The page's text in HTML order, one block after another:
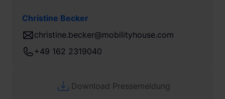
Christine Becker
christine.becker@mobilityhouse.com
+49 162 2319040
Download Pressemeldung